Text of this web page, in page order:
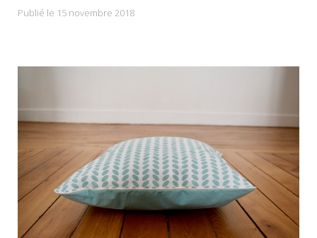
Publié le 15 novembre 2018